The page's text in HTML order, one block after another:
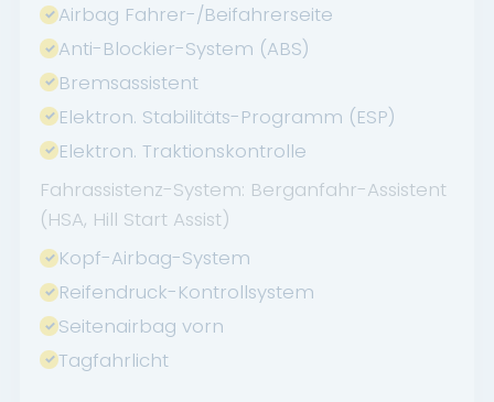
Airbag Fahrer-/Beifahrerseite
Anti-Blockier-System (ABS)
Bremsassistent
Elektron. Stabilitäts-Programm (ESP)
Elektron. Traktionskontrolle
Fahrassistenz-System: Berganfahr-Assistent
(HSA, Hill Start Assist)
Kopf-Airbag-System
Reifendruck-Kontrollsystem
Seitenairbag vorn
Tagfahrlicht